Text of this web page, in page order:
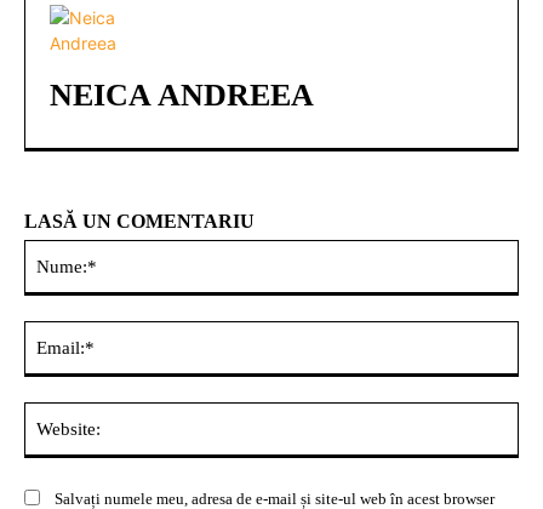
NEICA ANDREEA
LASĂ UN COMENTARIU
Salvați numele meu, adresa de e-mail și site-ul web în acest browser